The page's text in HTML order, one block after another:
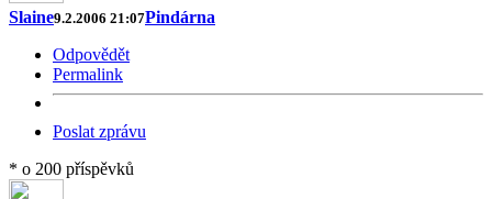
Slaine9.2.2006 21:07Pindárna
Odpovědět
Permalink
Poslat zprávu
* o 200 příspěvků